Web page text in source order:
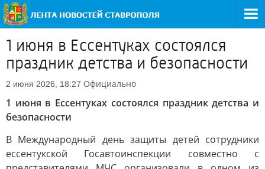
1 июня в Ессентуках состоялся
праздник детства и безопасности
2 июня 2026, 18:27 Официально
1 июня в Ессентуках состоялся праздник детства и
безопасности
В Международный день защиты детей сотрудники
ессентукской Госавтоинспекции совместно с